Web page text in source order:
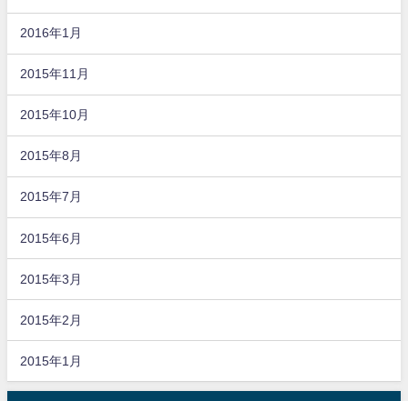
2016年1月
2015年11月
2015年10月
2015年8月
2015年7月
2015年6月
2015年3月
2015年2月
2015年1月